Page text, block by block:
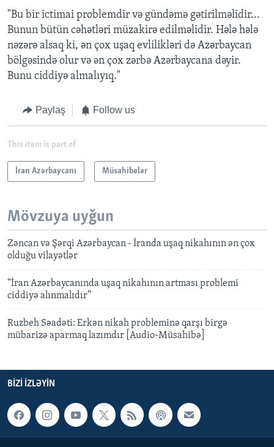
"Bu bir ictimai problemdir və gündəmə gətirilməlidir...
Bunun bütün cəhətləri müzakirə edilməlidir. Hələ hələ
nəzərə alsaq ki, ən çox uşaq evlilikləri də Azərbaycan
bölgəsində olur və ən çox zərbə Azərbaycana dəyir.
Bunu ciddiyə almalıyıq."
Paylaş Follow us
This item is part of
İran Azərbaycanı Müsahibələr
Mövzuya uyğun
Zəncan və Şərqi Azərbaycan - İranda uşaq nikahının ən çox
olduğu vilayətlər
“İran Azərbaycanında uşaq nikahının artması problemi
ciddiyə alınmalıdır”
Ruzbeh Səadəti: Erkən nikah probleminə qarşı birgə
mübarizə aparmaq lazımdır [Audio-Müsahibə]
BIZI IZLƏYIN